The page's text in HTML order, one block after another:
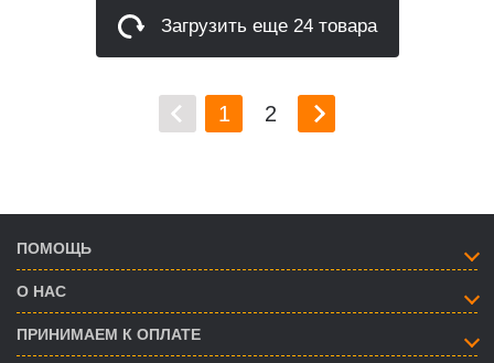
Загрузить еще 24 товара
1 2
ПОМОЩЬ
О НАС
ПРИНИМАЕМ К ОПЛАТЕ